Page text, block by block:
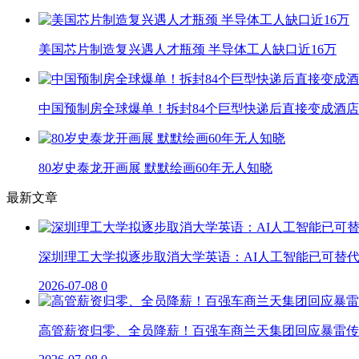
美国芯片制造复兴遇人才瓶颈 半导体工人缺口近16万
中国预制房全球爆单！拆封84个巨型快递后直接变成酒店
80岁史泰龙开画展 默默绘画60年无人知晓
最新文章
深圳理工大学拟逐步取消大学英语：AI人工智能已可替代
2026-07-08 0
高管薪资归零、全员降薪！百强车商兰天集团回应暴雷